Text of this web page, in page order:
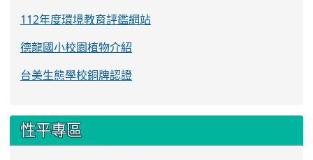
112年度環境教育評鑑網站
德龍國小校園植物介紹
台美生態學校銅牌認證
性平專區